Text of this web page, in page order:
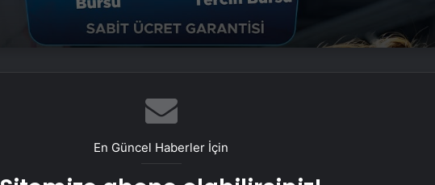
Zihnin Gizemli Sınırları ve Ötesi :
Nasılnedir.com
UETDS Nedir ? Uetds.com İle Akıllı
En Güncel Haberler İçin